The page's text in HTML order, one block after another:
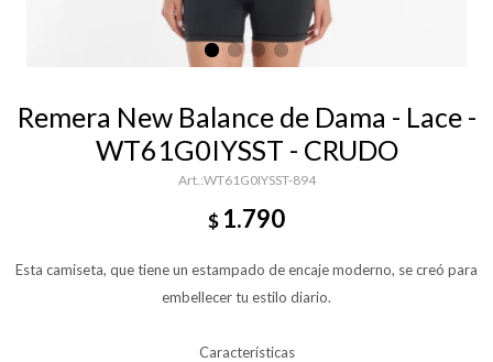
Remera New Balance de Dama - Lace -
WT61G0IYSST - CRUDO
WT61G0IYSST-894
$ 1.790
Esta camiseta, que tiene un estampado de encaje moderno, se creó para
embellecer tu estilo diario.
Características